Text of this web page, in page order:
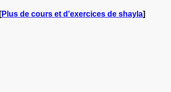
[Plus de cours et d'exercices de shayla]